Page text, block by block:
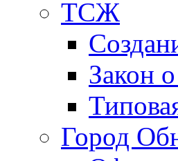
ТСЖ
Закон
Город